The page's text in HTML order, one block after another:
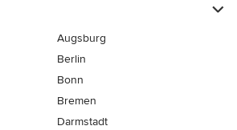
Augsburg
Berlin
Bonn
Bremen
Darmstadt